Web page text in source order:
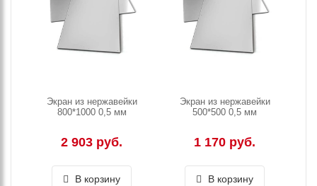
Экран из нержавейки
800*1000 0,5 мм
2 903 руб.
В корзину
Экран из нержавейки
500*500 0,5 мм
1 170 руб.
В корзину